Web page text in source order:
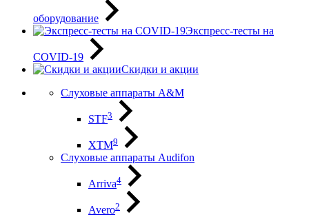
оборудование
Экспресс-тесты на
COVID-19
Скидки и акции
Слуховые аппараты A&M
STF3
XTM9
Слуховые аппараты Audifon
Arriva4
Avero2